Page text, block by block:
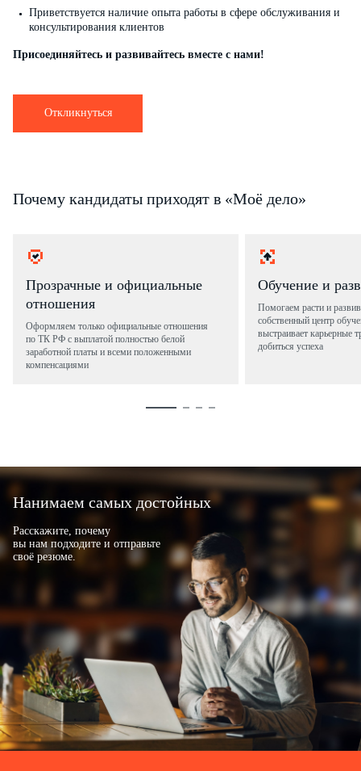
Приветствуется наличие опыта работы в сфере обслуживания и
консультирования клиентов
Присоединяйтесь и развивайтесь вместе с нами!
Откликнуться
Почему кандидаты приходят в «Моё дело»
Прозрачные и официальные
отношения
Оформляем только официальные отношения
по ТК РФ с выплатой полностью белой
заработной платы и всеми положенными
компенсациями
Обучение и
Помогаем расти и
собственный центр
выстраивает карьерные
добиться успеха
Нанимаем самых достойных
Расскажите, почему
вы нам подходите и отправьте
своё резюме.